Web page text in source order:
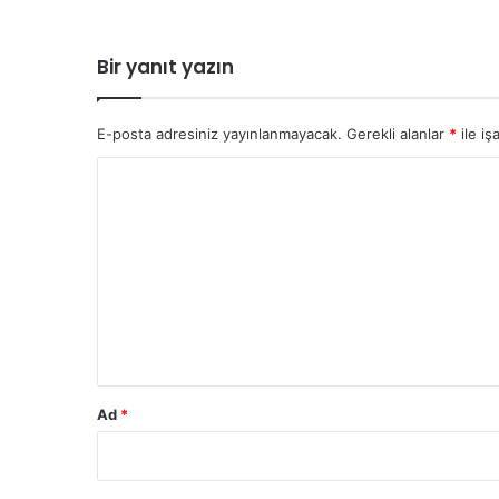
Bir yanıt yazın
E-posta adresiniz yayınlanmayacak. Gerekli alanlar * ile
Ad *